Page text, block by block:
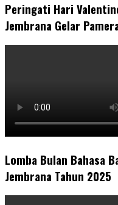
Peringati Hari
Jembrana Gelar
Lomba Bulan Bahasa
Jembrana Tahun 2025